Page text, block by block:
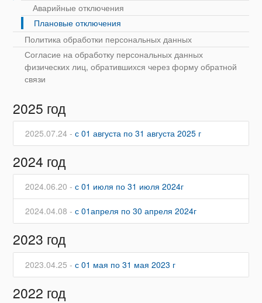
Аварийные отключения
Плановые отключения
Политика обработки персональных данных
Согласие на обработку персональных данных
физических лиц, обратившихся через форму обратной
связи
2025 год
2025.07.24 -с 01 августа по 31 августа 2025 г
2024 год
2024.06.20 -с 01 июля по 31 июля 2024г
2024.04.08 -с 01апреля по 30 апреля 2024г
2023 год
2023.04.25 -с 01 мая по 31 мая 2023 г
2022 год